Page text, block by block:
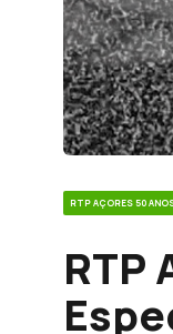
RTP AÇORES 50
RTP